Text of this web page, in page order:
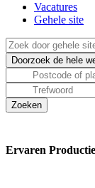
Vacatures
Gehele site
Ervaren